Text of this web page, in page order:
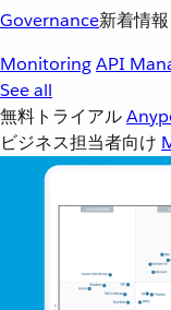
Governance新着情報
MonitoringAPI
See all
無料トライアル
ビジネス担当者向け